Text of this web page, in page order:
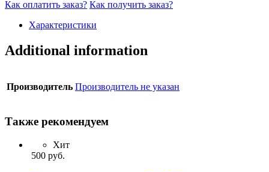
Как оплатить заказ? Как получить заказ?
Характеристики
Additional information
Производитель Производитель не указан
Также рекомендуем
Хит
500 руб.